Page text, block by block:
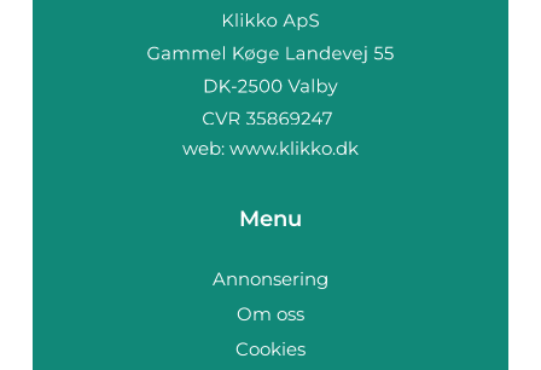
web: www.klikko.dk
Menu
Annonsering
Om oss
Cookies